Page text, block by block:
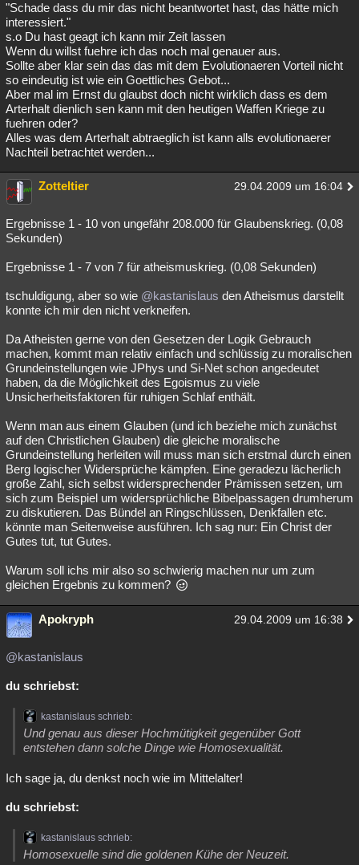
"Schade dass du mir das nicht beantwortet hast, das hätte mich
interessiert."
s.o Du hast geagt ich kann mir Zeit lassen
Wenn du willst fuehre ich das noch mal genauer aus.
Sollte aber klar sein das das mit dem Evolutionaeren Vorteil nicht
so eindeutig ist wie ein Goettliches Gebot...
Aber mal im Ernst du glaubst doch nicht wirklich dass es dem
Arterhalt dienlich sen kann mit den heutigen Waffen Kriege zu
fuehren oder?
Alles was dem Arterhalt abtraeglich ist kann alls evolutionaerer
Nachteil betrachtet werden...
Zotteltier 29.04.2009 um 16:04
Ergebnisse 1 - 10 von ungefähr 208.000 für Glaubenskrieg. (0,08
Sekunden)
Ergebnisse 1 - 7 von 7 für atheismuskrieg. (0,08 Sekunden)
tschuldigung, aber so wie @kastanislaus den Atheismus darstellt
konnte ich mir den nicht verkneifen.
Da Atheisten gerne von den Gesetzen der Logik Gebrauch
machen, kommt man relativ einfach und schlüssig zu moralischen
Grundeinstellungen wie JPhys und Si-Net schon angedeutet
haben, da die Möglichkeit des Egoismus zu viele
Unsicherheitsfaktoren für ruhigen Schlaf enthält.
Wenn man aus einem Glauben (und ich beziehe mich zunächst
auf den Christlichen Glauben) die gleiche moralische
Grundeinstellung herleiten will muss man sich erstmal durch einen
Berg logischer Widersprüche kämpfen. Eine geradezu lächerlich
große Zahl, sich selbst widersprechender Prämissen setzen, um
sich zum Beispiel um widersprüchliche Bibelpassagen drumherum
zu diskutieren. Das Bündel an Ringschlüssen, Denkfallen etc.
könnte man Seitenweise ausführen. Ich sag nur: Ein Christ der
Gutes tut, tut Gutes.
Warum soll ichs mir also so schwierig machen nur um zum
gleichen Ergebnis zu kommen?
Apokryph 29.04.2009 um 16:38
@kastanislaus
du schriebst:
kastanislaus schrieb:
Und genau aus dieser Hochmütigkeit gegenüber Gott
entstehen dann solche Dinge wie Homosexualität.
Ich sage ja, du denkst noch wie im Mittelalter!
du schriebst:
kastanislaus schrieb:
Homosexuelle sind die goldenen Kühe der Neuzeit.